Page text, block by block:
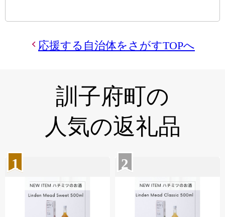
応援する自治体をさがすTOPへ
訓子府町の
人気の返礼品
1 2